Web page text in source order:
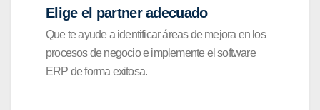
Elige el partner adecuado
Que te ayude a identificar áreas de mejora en los
procesos de negocio e implemente el software
ERP de forma exitosa.